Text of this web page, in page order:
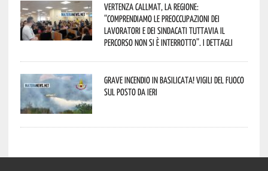
Vertenza CallMat, la Regione:
“comprendiamo le preoccupazioni dei
lavoratori e dei sindacati tuttavia il
percorso non si è interrotto”. I dettagli
Grave incendio in Basilicata! Vigili del fuoco
sul posto da ieri